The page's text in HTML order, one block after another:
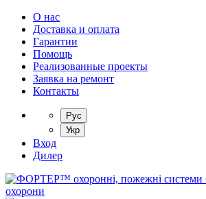
О нас
Доставка и оплата
Гарантии
Помощь
Реализованные проекты
Заявка на ремонт
Контакты
Рус
Укр
Вход
Дилер